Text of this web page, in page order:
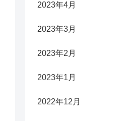
2023年4月
2023年3月
2023年2月
2023年1月
2022年12月